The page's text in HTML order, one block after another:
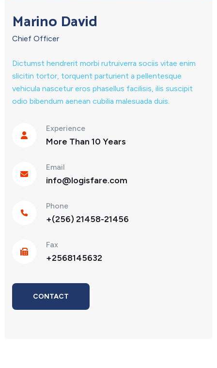
Marino David
Chief Officer
Dictumst hendrerit morbi rutruiverra sociis vitae enim
slicitin tortor, torquent parturient a pellentesque
vehicula nascetur eros phasellus facilisis, ilis suscipit
odio bibendum aenean cubilia malesuada duis.
Experience
More Than 10 Years
Email
info@logisfare.com
Phone
+(256) 21458-21456
Fax
+2568145632
CONTACT